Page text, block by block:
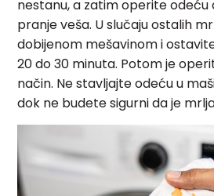
nestanu, a zatim operite
pranje veša. U slučaju ostalih
dobijenom mešavinom i
20 do 30 minuta. Potom je
način. Ne stavljajte odeću u
dok ne budete sigurni da je